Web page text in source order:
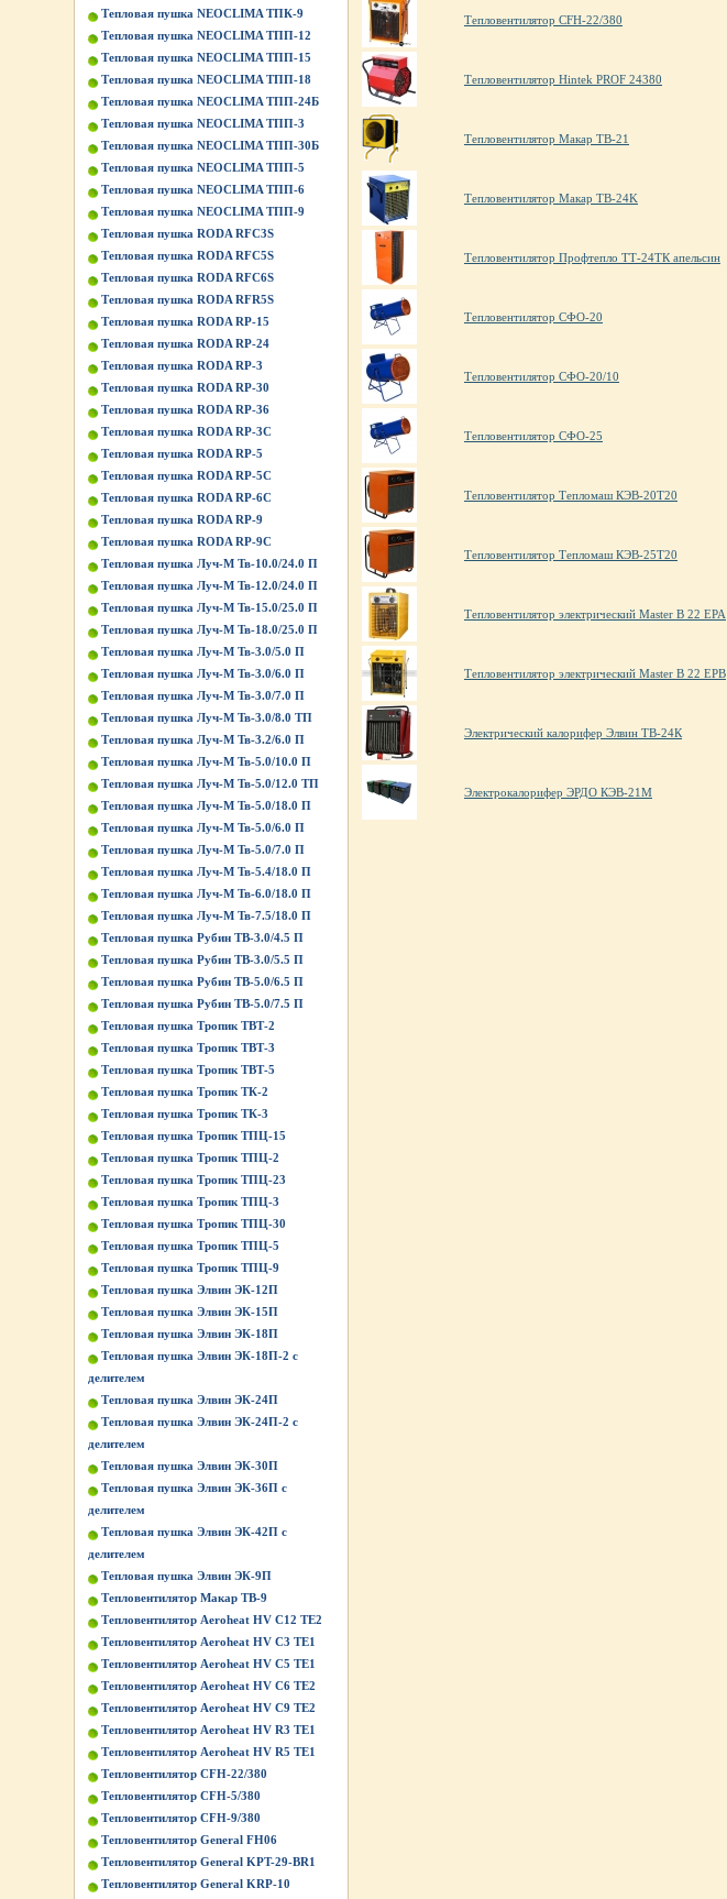
Тепловая пушка NEOCLIMA ТПК-9
Тепловая пушка NEOCLIMA ТПП-12
Тепловая пушка NEOCLIMA ТПП-15
Тепловая пушка NEOCLIMA ТПП-18
Тепловая пушка NEOCLIMA ТПП-24Б
Тепловая пушка NEOCLIMA ТПП-3
Тепловая пушка NEOCLIMA ТПП-30Б
Тепловая пушка NEOCLIMA ТПП-5
Тепловая пушка NEOCLIMA ТПП-6
Тепловая пушка NEOCLIMA ТПП-9
Тепловая пушка RODA RFC3S
Тепловая пушка RODA RFC5S
Тепловая пушка RODA RFC6S
Тепловая пушка RODA RFR5S
Тепловая пушка RODA RP-15
Тепловая пушка RODA RP-24
Тепловая пушка RODA RP-3
Тепловая пушка RODA RP-30
Тепловая пушка RODA RP-36
Тепловая пушка RODA RP-3C
Тепловая пушка RODA RP-5
Тепловая пушка RODA RP-5C
Тепловая пушка RODA RP-6C
Тепловая пушка RODA RP-9
Тепловая пушка RODA RP-9C
Тепловая пушка Луч-М Тв-10.0/24.0 П
Тепловая пушка Луч-М Тв-12.0/24.0 П
Тепловая пушка Луч-М Тв-15.0/25.0 П
Тепловая пушка Луч-М Тв-18.0/25.0 П
Тепловая пушка Луч-М Тв-3.0/5.0 П
Тепловая пушка Луч-М Тв-3.0/6.0 П
Тепловая пушка Луч-М Тв-3.0/7.0 П
Тепловая пушка Луч-М Тв-3.0/8.0 ТП
Тепловая пушка Луч-М Тв-3.2/6.0 П
Тепловая пушка Луч-М Тв-5.0/10.0 П
Тепловая пушка Луч-М Тв-5.0/12.0 ТП
Тепловая пушка Луч-М Тв-5.0/18.0 П
Тепловая пушка Луч-М Тв-5.0/6.0 П
Тепловая пушка Луч-М Тв-5.0/7.0 П
Тепловая пушка Луч-М Тв-5.4/18.0 П
Тепловая пушка Луч-М Тв-6.0/18.0 П
Тепловая пушка Луч-М Тв-7.5/18.0 П
Тепловая пушка Рубин ТВ-3.0/4.5 П
Тепловая пушка Рубин ТВ-3.0/5.5 П
Тепловая пушка Рубин ТВ-5.0/6.5 П
Тепловая пушка Рубин ТВ-5.0/7.5 П
Тепловая пушка Тропик ТВТ-2
Тепловая пушка Тропик ТВТ-3
Тепловая пушка Тропик ТВТ-5
Тепловая пушка Тропик ТК-2
Тепловая пушка Тропик ТК-3
Тепловая пушка Тропик ТПЦ-15
Тепловая пушка Тропик ТПЦ-2
Тепловая пушка Тропик ТПЦ-23
Тепловая пушка Тропик ТПЦ-3
Тепловая пушка Тропик ТПЦ-30
Тепловая пушка Тропик ТПЦ-5
Тепловая пушка Тропик ТПЦ-9
Тепловая пушка Элвин ЭК-12П
Тепловая пушка Элвин ЭК-15П
Тепловая пушка Элвин ЭК-18П
Тепловая пушка Элвин ЭК-18П-2 с
делителем
Тепловая пушка Элвин ЭК-24П
Тепловая пушка Элвин ЭК-24П-2 с
делителем
Тепловая пушка Элвин ЭК-30П
Тепловая пушка Элвин ЭК-36П с
делителем
Тепловая пушка Элвин ЭК-42П с
делителем
Тепловая пушка Элвин ЭК-9П
Тепловентилятор Макар ТВ-9
Тепловентилятор Aeroheat HV C12 TE2
Тепловентилятор Aeroheat HV C3 TE1
Тепловентилятор Aeroheat HV C5 TE1
Тепловентилятор Aeroheat HV C6 TE2
Тепловентилятор Aeroheat HV C9 TE2
Тепловентилятор Aeroheat HV R3 TE1
Тепловентилятор Aeroheat HV R5 TE1
Тепловентилятор CFH-22/380
Тепловентилятор CFH-5/380
Тепловентилятор CFH-9/380
Тепловентилятор General FH06
Тепловентилятор General KPT-29-BR1
Тепловентилятор General KRP-10
Тепловентилятор CFH-22/380
Тепловентилятор Hintek PROF 24380
Тепловентилятор Макар ТВ-21
Тепловентилятор Макар ТВ-24K
Тепловентилятор Профтепло ТТ-24ТК апельсин
Тепловентилятор СФО-20
Тепловентилятор СФО-20/10
Тепловентилятор СФО-25
Тепловентилятор Тепломаш КЭВ-20Т20
Тепловентилятор Тепломаш КЭВ-25Т20
Тепловентилятор электрический Master B 22 EPA
Тепловентилятор электрический Master B 22 EPB
Электрический калорифер Элвин ТВ-24К
Электрокалорифер ЭРДО КЭВ-21М